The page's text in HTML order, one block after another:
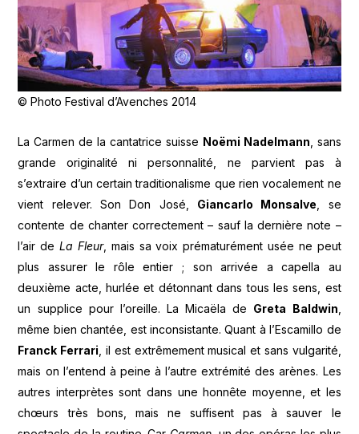
© Photo Festival d’Avenches 2014
La Carmen de la cantatrice suisse Noëmi Nadelmann , sans
grande originalité ni personnalité, ne parvient pas à
s’extraire d’un certain traditionalisme que rien vocalement ne
vient relever. Son Don José, Giancarlo Monsalve , se
contente de chanter correctement – sauf la dernière note –
l’air deLa Fleur, mais sa voix prématurément usée ne peut
plus assurer le rôle entier ; son arrivée a capella au
deuxième acte, hurlée et détonnant dans tous les sens, est
un supplice pour l’oreille. La Micaëla de Greta Baldwin
même bien chantée, est inconsistante. Quant à l’Escamillo de
Franck Ferrari , il est extrêmement musical et sans vulgarité,
mais on l’entend à peine à l’autre extrémité des arènes. Les
autres interprètes sont dans une honnête moyenne, et les
chœurs très bons, mais ne suffisent pas à sauver le